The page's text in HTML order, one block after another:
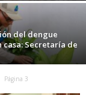
del dengue
casa: Secretaría de
Página 3